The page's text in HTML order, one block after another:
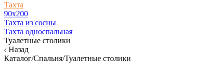
Тахта
90х200
Тахта из сосны
Тахта односпальная
Туалетные столики
Назад
Каталог/Спальня/Туалетные столики